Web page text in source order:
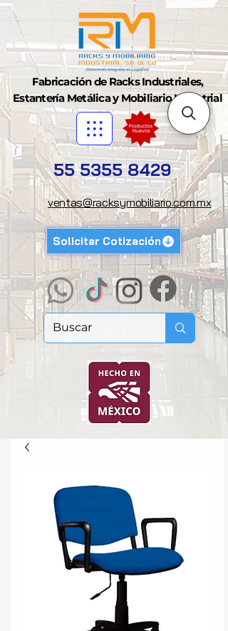
Fabricación de Racks Industriales,
Estantería Metálica y Mobiliario Industrial
55 5355 8429
ventas@racksymobiliario.com.mx
Solicitar Cotización